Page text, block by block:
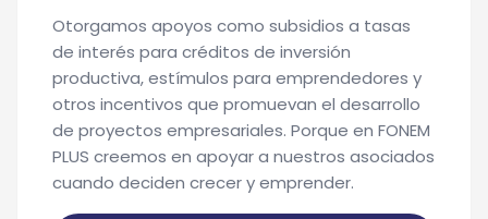
Otorgamos apoyos como subsidios a tasas
de interés para créditos de inversión
productiva, estímulos para emprendedores y
otros incentivos que promuevan el desarrollo
de proyectos empresariales. Porque en FONEM
PLUS creemos en apoyar a nuestros asociados
cuando deciden crecer y emprender.